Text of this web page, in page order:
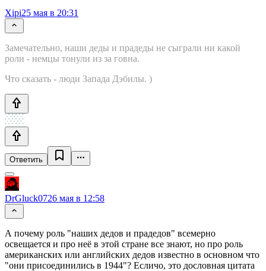
Xipi25 мая в 20:31
Замечательно, наши деды и прадеды не сыграли ни какой
роли - немцы тонули из за говна.
Что сказать - люди Запада Дэбилы. )
Ответить
DrGluck0726 мая в 12:58
А почему роль "наших дедов и прадедов" всемерно
освещается и про неё в этой стране все знают, но про роль
американских или английских дедов известно в основном что
"они присоединились в 1944"? Есличо, это дословная цитата